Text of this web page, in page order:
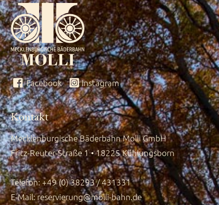
Facebook Instagram
Kontakt
Mecklenburgische Bäderbahn Molli GmbH
Fritz-Reuter-Straße 1 • 18225 Kühlungsborn
Telefon: +49 (0) 38293 / 431331
E-Mail:reservierung@molli-bahn.de